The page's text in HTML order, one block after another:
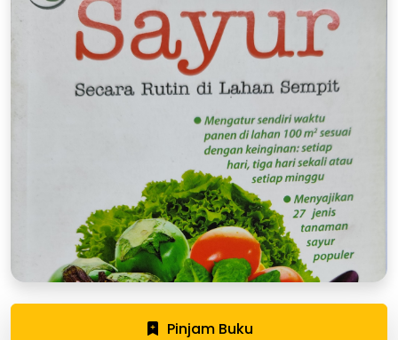
Pinjam Buku